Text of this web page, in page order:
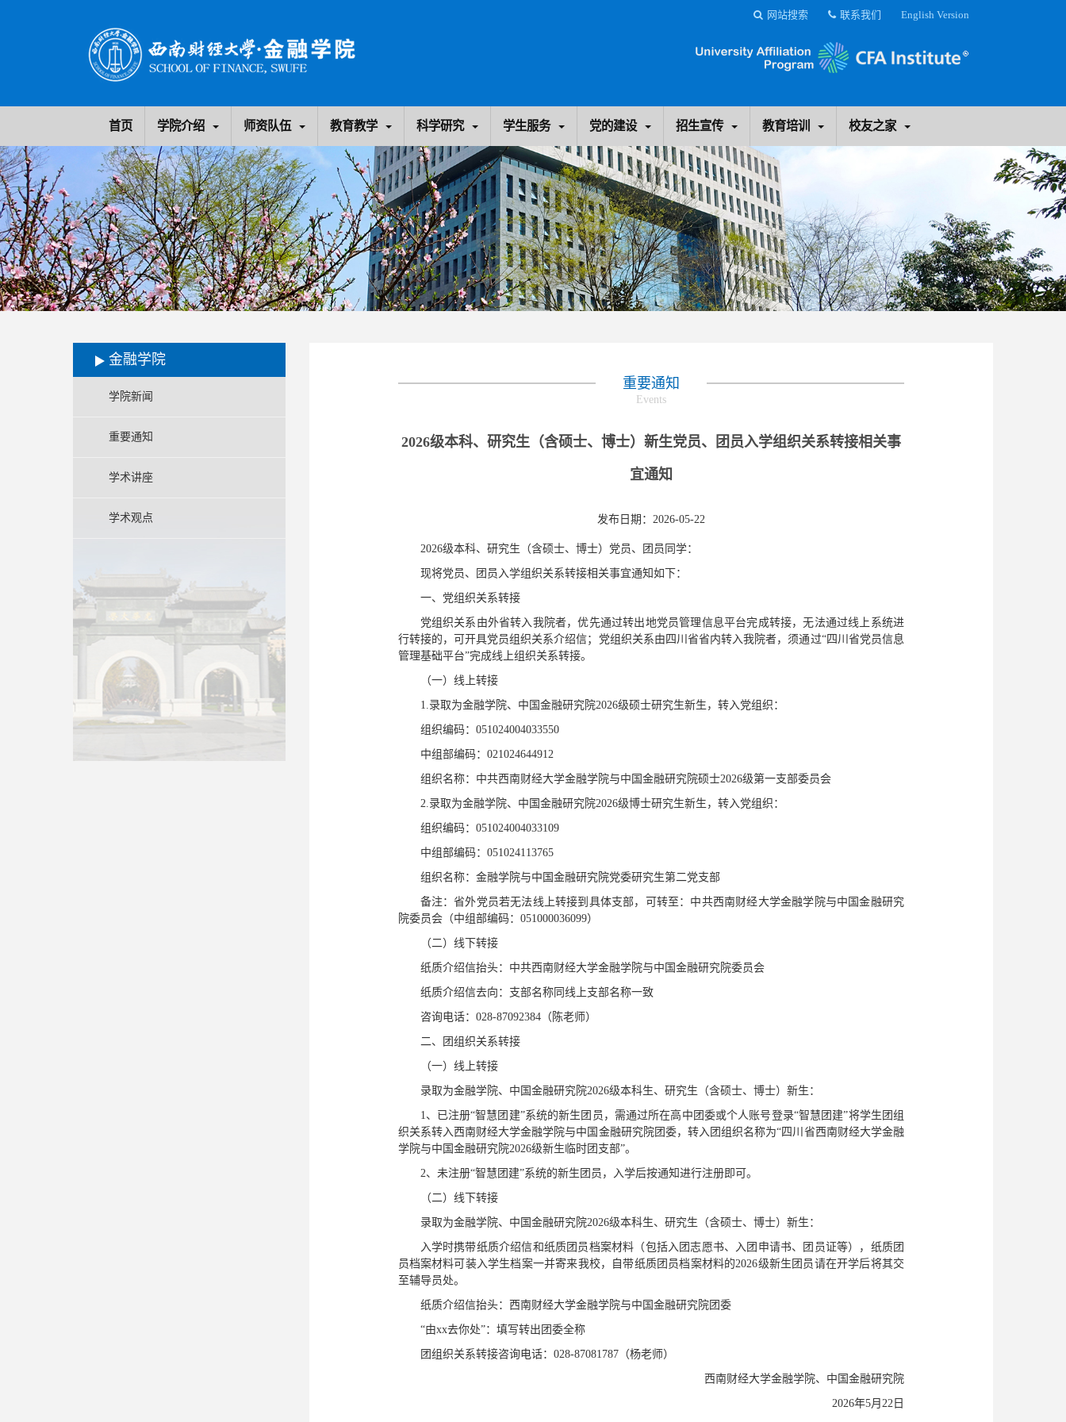
English Version
联系我们
网站搜索
首页 学院介绍 师资队伍 教育教学 科学研究 学生服务 党的建设 招生宣传 教育培训 校友之家
金融学院
学院新闻
重要通知
学术讲座
学术观点
重要通知
Events
2026级本科、研究生（含硕士、博士）新生党员、团员入学组织关系转接相关事
宜通知
发布日期：2026-05-22
2026级本科、研究生（含硕士、博士）党员、团员同学：
现将党员、团员入学组织关系转接相关事宜通知如下：
一、党组织关系转接
党组织关系由外省转入我院者，优先通过转出地党员管理信息平台完成转接，无法通过线上系统进
行转接的，可开具党员组织关系介绍信；党组织关系由四川省省内转入我院者，须通过“四川省党员信息
管理基础平台”完成线上组织关系转接。
（一）线上转接
1.录取为金融学院、中国金融研究院2026级硕士研究生新生，转入党组织：
组织编码：051024004033550
中组部编码：021024644912
组织名称：中共西南财经大学金融学院与中国金融研究院硕士2026级第一支部委员会
2.录取为金融学院、中国金融研究院2026级博士研究生新生，转入党组织：
组织编码：051024004033109
中组部编码：051024113765
组织名称：金融学院与中国金融研究院党委研究生第二党支部
备注：省外党员若无法线上转接到具体支部，可转至：中共西南财经大学金融学院与中国金融研究
院委员会（中组部编码：051000036099）
（二）线下转接
纸质介绍信抬头：中共西南财经大学金融学院与中国金融研究院委员会
纸质介绍信去向：支部名称同线上支部名称一致
咨询电话：028-87092384（陈老师）
二、团组织关系转接
（一）线上转接
录取为金融学院、中国金融研究院2026级本科生、研究生（含硕士、博士）新生：
1、已注册“智慧团建”系统的新生团员，需通过所在高中团委或个人账号登录“智慧团建”将学生团组
织关系转入西南财经大学金融学院与中国金融研究院团委，转入团组织名称为“四川省西南财经大学金融
学院与中国金融研究院2026级新生临时团支部”。
2、未注册“智慧团建”系统的新生团员，入学后按通知进行注册即可。
（二）线下转接
录取为金融学院、中国金融研究院2026级本科生、研究生（含硕士、博士）新生：
入学时携带纸质介绍信和纸质团员档案材料（包括入团志愿书、入团申请书、团员证等），纸质团
员档案材料可装入学生档案一并寄来我校，自带纸质团员档案材料的2026级新生团员请在开学后将其交
至辅导员处。
纸质介绍信抬头：西南财经大学金融学院与中国金融研究院团委
“由xx去你处”：填写转出团委全称
团组织关系转接咨询电话：028-87081787（杨老师）
西南财经大学金融学院、中国金融研究院
2026年5月22日